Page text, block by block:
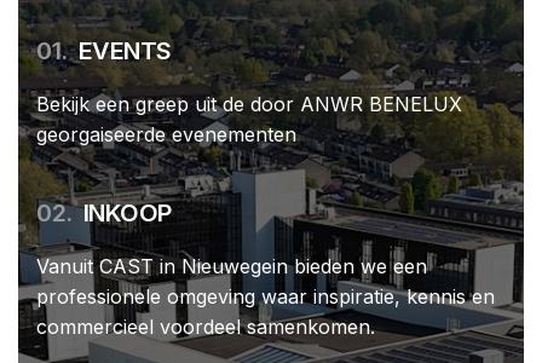
01. EVENTS
Bekijk een greep uit de door ANWR BENELUX
georgaiseerde evenementen
02. INKOOP
Vanuit CAST in Nieuwegein bieden we een
professionele omgeving waar inspiratie, kennis en
commercieel voordeel samenkomen.